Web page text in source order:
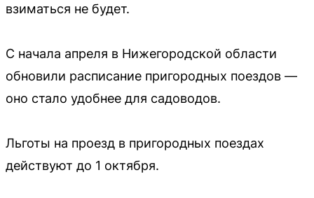
взиматься не будет.
С начала апреля в Нижегородской области
обновили расписание пригородных поездов —
оно стало удобнее для садоводов.
Льготы на проезд в пригородных поездах
действуют до 1 октября.